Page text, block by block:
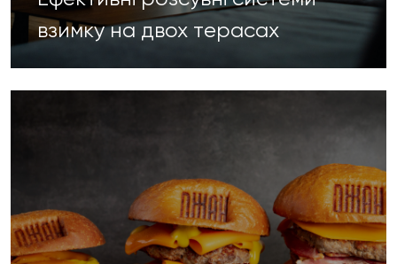
взимку на двох терасах